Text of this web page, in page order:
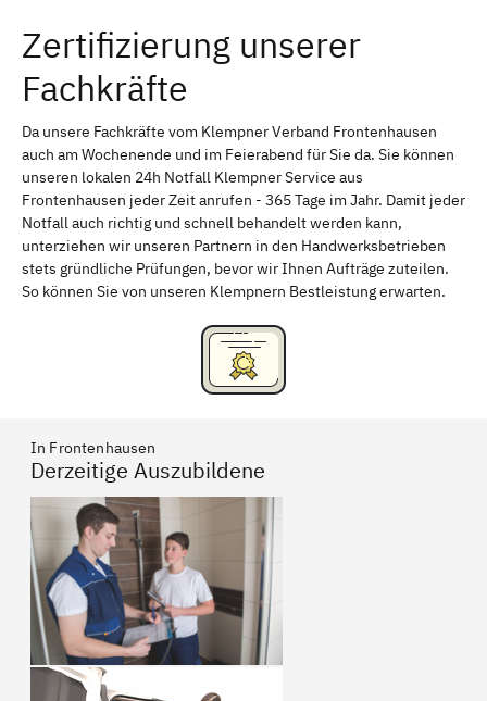
Erlangen Bamberg
Bayreuth
Schweinfurt Passau
Freising Rudelsdorf, Mittelfranken
Zertifizierung unserer
Fachkräfte
Da unsere Fachkräfte vom Klempner Verband Frontenhausen
auch am Wochenende und im Feierabend für Sie da. Sie können
unseren lokalen 24h Notfall Klempner Service aus
Frontenhausen jeder Zeit anrufen - 365 Tage im Jahr. Damit jeder
Notfall auch richtig und schnell behandelt werden kann,
unterziehen wir unseren Partnern in den Handwerksbetrieben
stets gründliche Prüfungen, bevor wir Ihnen Aufträge zuteilen.
So können Sie von unseren Klempnern Bestleistung erwarten.
In Frontenhausen
Derzeitige Auszubildene